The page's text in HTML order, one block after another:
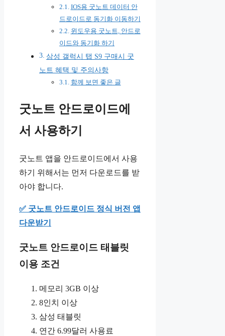
IOS용 굿노트 데이터 안
드로이드로 동기화 이동하기
윈도우용 굿노트, 안드로
이드와 동기화 하기
삼성 갤럭시 탭 S9 구매시 굿
노트 혜택 및 주의사항
함께 보면 좋은 글
굿노트 안드로이드에
서 사용하기
굿노트 앱을 안드로이드에서 사용
하기 위해서는 먼저 다운로드를 받
아야 합니다.
✅ 굿노트 안드로이드 정식 버전 앱
다운받기
굿노트 안드로이드 태블릿
이용 조건
메모리 3GB 이상
8인치 이상
삼성 태블릿
연간 6.99달러 사용료